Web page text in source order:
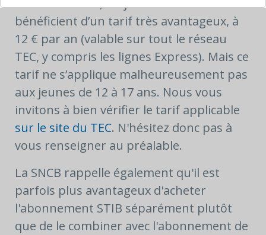
Du côté du TEC, les jeunes de 18 à 24 ans
bénéficient d’un tarif très avantageux, à
12 € par an (valable sur tout le réseau
TEC, y compris les lignes Express). Mais ce
tarif ne s’applique malheureusement pas
aux jeunes de 12 à 17 ans. Nous vous
invitons à bien vérifier le tarif applicable
sur le site du TEC. N'hésitez donc pas à
vous renseigner au préalable.
La SNCB rappelle également qu'il est
parfois plus avantageux d'acheter
l'abonnement STIB séparément plutôt
que de le combiner avec l'abonnement de